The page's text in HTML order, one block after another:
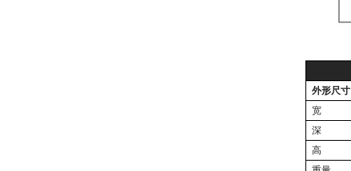
外形尺寸
宽
深
高